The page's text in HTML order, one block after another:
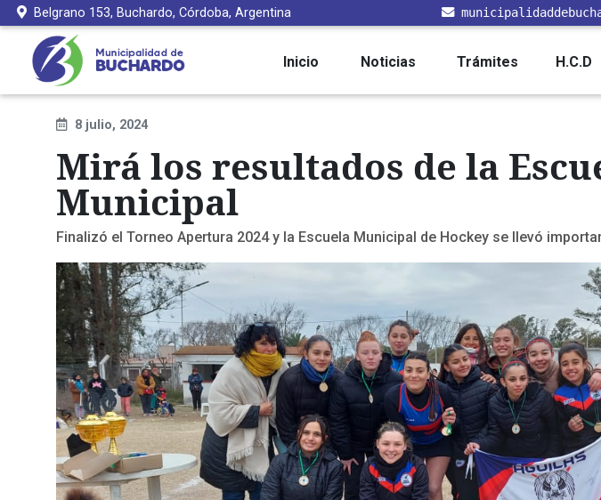
Belgrano 153, Buchardo, Córdoba, Argentina
Inicio Noticias Trámites H.C.D
8 julio, 2024
Mirá los resultados de la
Municipal
Finalizó el Torneo Apertura 2024 y la Escuela Municipal de Hockey se llevó